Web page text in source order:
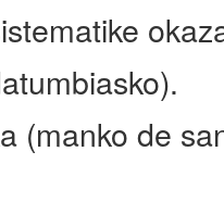
(manko de